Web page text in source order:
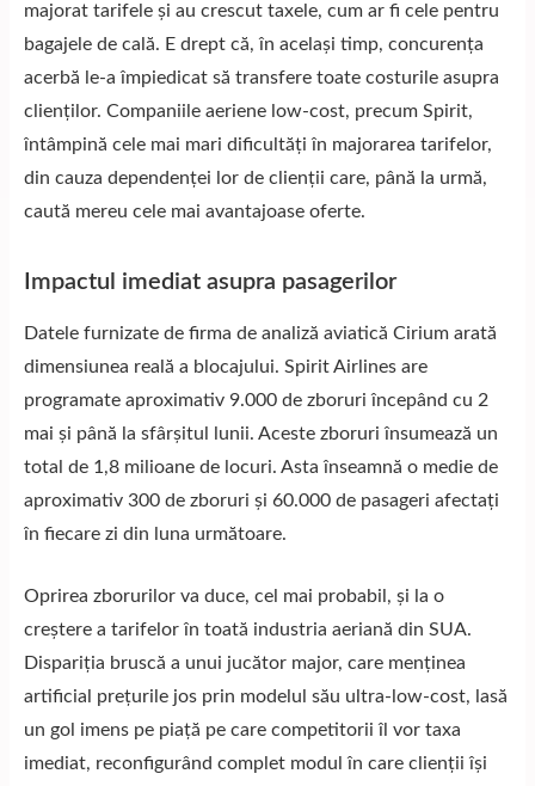
majorat tarifele și au crescut taxele, cum ar fi cele pentru
bagajele de cală. E drept că, în același timp, concurența
acerbă le-a împiedicat să transfere toate costurile asupra
clienților. Companiile aeriene low-cost, precum Spirit,
întâmpină cele mai mari dificultăți în majorarea tarifelor,
din cauza dependenței lor de clienții care, până la urmă,
caută mereu cele mai avantajoase oferte.
Impactul imediat asupra pasagerilor
Datele furnizate de firma de analiză aviatică Cirium arată
dimensiunea reală a blocajului. Spirit Airlines are
programate aproximativ 9.000 de zboruri începând cu 2
mai și până la sfârșitul lunii. Aceste zboruri însumează un
total de 1,8 milioane de locuri. Asta înseamnă o medie de
aproximativ 300 de zboruri și 60.000 de pasageri afectați
în fiecare zi din luna următoare.
Oprirea zborurilor va duce, cel mai probabil, și la o
creștere a tarifelor în toată industria aeriană din SUA.
Dispariția bruscă a unui jucător major, care menținea
artificial prețurile jos prin modelul său ultra-low-cost, lasă
un gol imens pe piață pe care competitorii îl vor taxa
imediat, reconfigurând complet modul în care clienții își